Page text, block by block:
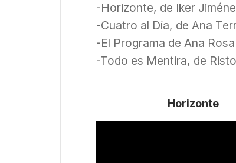
-Horizonte, de Iker
-Cuatro al Día, de Ana
-El Programa de Ana
-Todo es Mentira, de
Horizonte